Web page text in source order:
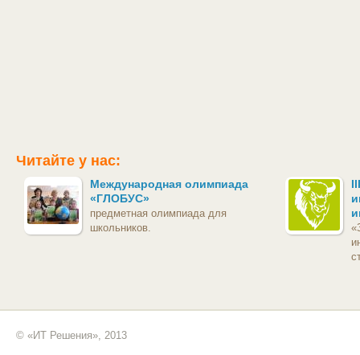
Читайте у нас:
Международная олимпиада
«ГЛОБУС»
предметная олимпиада для
школьников.
© «ИТ Решения», 2013